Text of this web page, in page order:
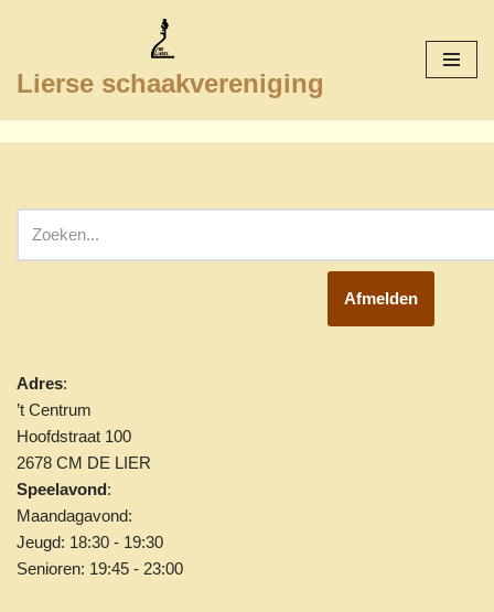
naar
inhoud
Lierse schaakvereniging
Afmelden
Adres:
’t Centrum
Hoofdstraat 100
2678 CM DE LIER
Speelavond:
Maandagavond:
Jeugd: 18:30 - 19:30
Senioren: 19:45 - 23:00